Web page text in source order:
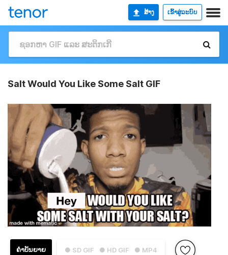
ສ້າງ ເຂົ້າສູ່ລະບົບ
Salt Would You Like Some Salt GIF
● SD GIF ● HD GIF ● MP4
ຄຳບັນຍາຍ